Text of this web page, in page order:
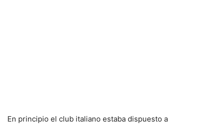
En principio el club italiano estaba dispuesto a